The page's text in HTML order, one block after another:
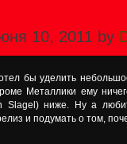
10, 2011 by
бы уделить
Металлики ему
Slagel) ниже. Ну а
и подумать о том,